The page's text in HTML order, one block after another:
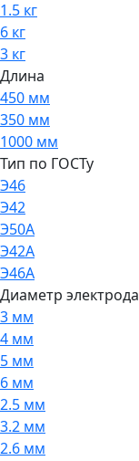
1.5 кг
6 кг
3 кг
Длина
450 мм
350 мм
1000 мм
Тип по ГОСТу
Э46
Э42
Э50А
Э42А
Э46А
Диаметр электрода
3 мм
4 мм
5 мм
6 мм
2.5 мм
3.2 мм
2.6 мм